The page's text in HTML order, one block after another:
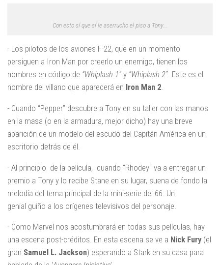
Con esto sí que sí le aserrucho el piso a Tony...
- Los pilotos de los aviones F-22, que en un momento
persiguen a Iron Man por creerlo un enemigo, tienen los
nombres en código de “Whiplash 1” y “Whiplash 2”. Este es el
nombre del villano que aparecerá en Iron Man 2.
- Cuando “Pepper” descubre a Tony en su taller con las manos
en la masa (o en la armadura, mejor dicho) hay una breve
aparición de un modelo del escudo del Capitán América en un
escritorio detrás de él.
- Al principio de la película, cuando "Rhodey" va a entregar un
premio a Tony y lo recibe Stane en su lugar, suena de fondo la
melodía del tema principal de la mini-serie del 66. Un
genial guiño a los orígenes televisivos del personaje.
- Como Marvel nos acostumbrará en todas sus películas, hay
una escena post-créditos. En esta escena se ve a Nick Fury (el
gran Samuel L. Jackson) esperando a Stark en su casa para